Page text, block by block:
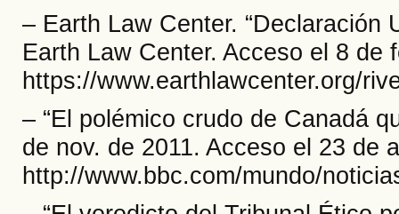
– Earth Law Center. “Declaración
Earth Law Center. Acceso el 8 de
https://www.earthlawcenter.org/
– “El polémico crudo de Canadá
de nov. de 2011. Acceso el 23 de
http://www.bbc.com/mundo/